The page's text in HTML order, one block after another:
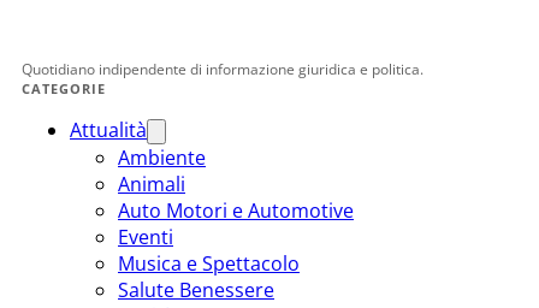
Quotidiano indipendente di informazione giuridica e politica.
CATEGORIE
Attualità
Ambiente
Animali
Auto Motori e Automotive
Eventi
Musica e Spettacolo
Salute Benessere